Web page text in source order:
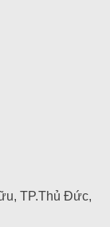
TP.Thủ Đức,